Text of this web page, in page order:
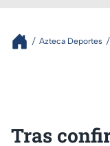
Azteca Deportes
Tras